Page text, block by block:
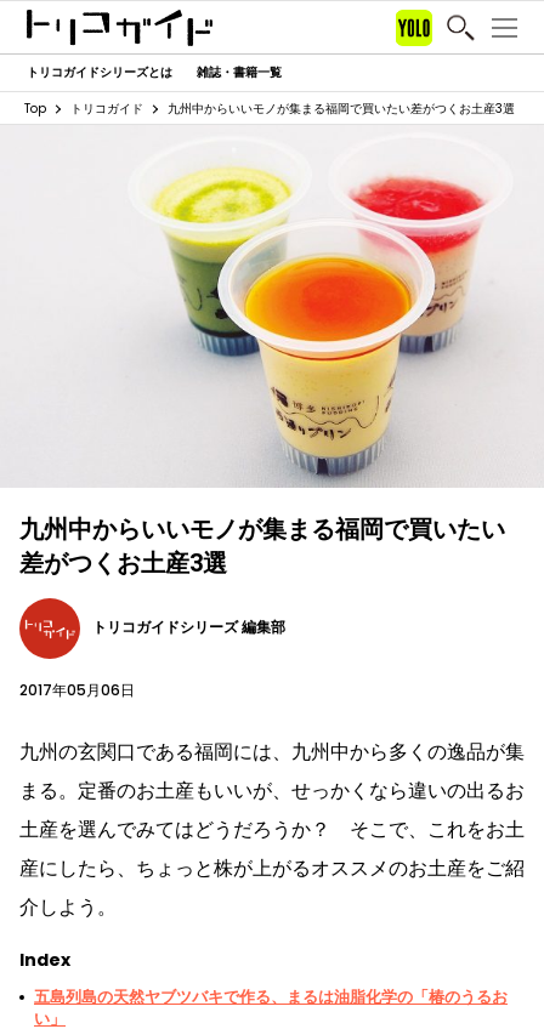
トリコガイドシリーズとは 雑誌・書籍一覧
Top トリコガイド 九州中からいいモノが集まる福岡で買いたい差がつくお土産3選
九州中からいいモノが集まる福岡で買いたい
差がつくお土産3選
トリコガイドシリーズ 編集部
2017年05月06日
九州の玄関口である福岡には、九州中から多くの逸品が集
まる。定番のお土産もいいが、せっかくなら違いの出るお
土産を選んでみてはどうだろうか？ そこで、これをお土
産にしたら、ちょっと株が上がるオススメのお土産をご紹
介しよう。
Index
五島列島の天然ヤブツバキで作る、まるは油脂化学の「椿のうるお
い」